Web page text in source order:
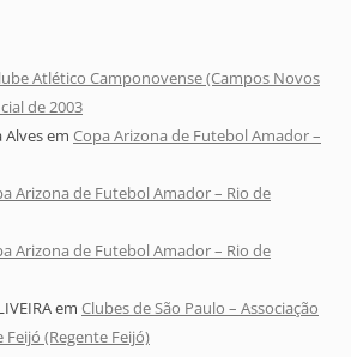
Atlético Camponovense (Campos Novos
de 2003
Alvesem Copa Arizona de Futebol Amador –
Arizona de Futebol Amador – Rio de
Arizona de Futebol Amador – Rio de
em Clubes de São Paulo – Associação
(Regente Feijó)